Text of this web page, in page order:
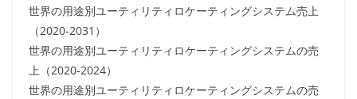
世界の用途別ユーティリティロケーティングシステム売上
（2020-2031）
世界の用途別ユーティリティロケーティングシステムの売
上（2020-2024）
世界の用途別ユーティリティロケーティングシステムの売